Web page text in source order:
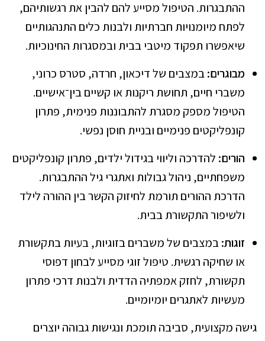
ההתבגרות. הטיפול מסייע להם להבין את רגשותיהם,
לפתח מיומנויות חברתיות ולבנות כלים התנהגותיים
שיאפשרו תפקוד מיטבי בבית ובמסגרות החינוכיות.
מבוגרים:במצבים של דיכאון, חרדה, סטרס כרוני,
משברי חיים, תחושת ריקנות או קשיים בין־אישיים.
הטיפול מספק מסגרת להתבוננות פנימית, פתרון
קונפליקטים פנימיים ובניית חוסן נפשי.
הורים: להדרכה וליווי בגידול ילדים, פתרון קונפליקטים
משפחתיים, ניהול גבולות ואתגרי גיל ההתבגרות.
הדרכת ההורים תורמת לחיזוק הקשר בין ההורה לילד
ולשיפור התקשורת בבית.
זוגות:במצבים של משברים בזוגיות, בעיות בתקשורת
או שחיקה רגשית. טיפול זוגי מסייע לבחון דפוסי
תקשורת, לחזק אמפתיה הדדית ולבנות דרכי פתרון
מעשיות לאתגרים יומיומיים.
גישה מקצועית, סביבה תומכת ונגישות גבוהה יוצרים